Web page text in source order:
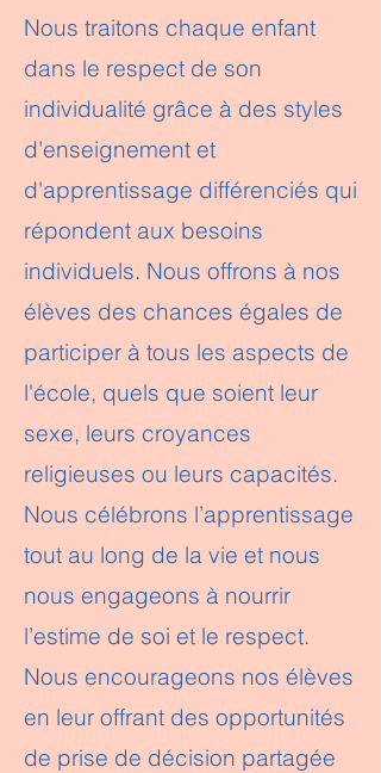
​Nous traitons chaque enfant
dans le respect de son
individualité grâce à des styles
d'enseignement et
d'apprentissage différenciés qui
répondent aux besoins
individuels. Nous offrons à nos
élèves des chances égales de
participer à tous les aspects de
l'école, quels que soient leur
sexe, leurs croyances
religieuses ou leurs capacités.
Nous célébrons l’apprentissage
tout au long de la vie et nous
nous engageons à nourrir
l’estime de soi et le respect.
Nous encourageons nos élèves
en leur offrant des opportunités
de prise de décision partagée